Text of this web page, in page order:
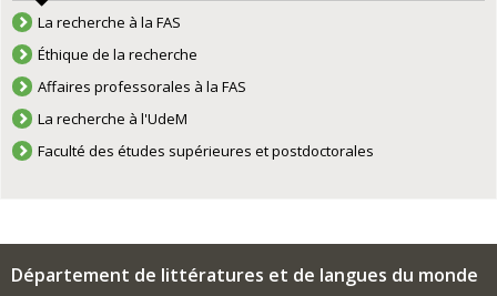
La recherche à la FAS
Éthique de la recherche
Affaires professorales à la FAS
La recherche à l'UdeM
Faculté des études supérieures et postdoctorales
Département de littératures et de langues du monde